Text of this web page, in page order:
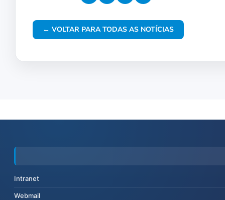
← VOLTAR PARA TODAS AS NOTÍCIAS
Intranet
Webmail